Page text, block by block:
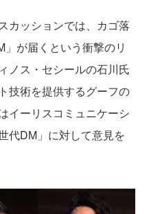
カッションでは、カゴ落
が届くという衝撃のリ
ノス・セシールの石川氏
技術を提供するグーフの
イーリスコミュニケーシ
代DM」に対して意見を